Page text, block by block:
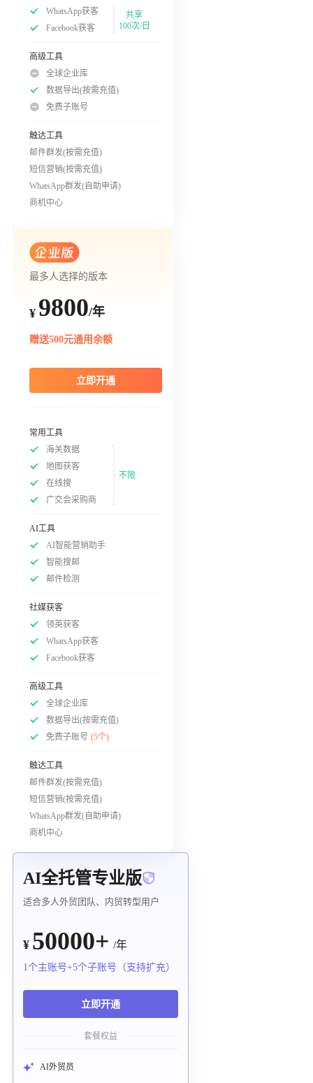
WhatsApp获客
Facebook获客
共享
100次/日
高级工具
全球企业库
数据导出(按需充值)
免费子账号
触达工具
邮件群发(按需充值)
短信营销(按需充值)
WhatsApp群发(自助申请)
商机中心
最多人选择的版本
¥ 9800/年
赠送500元通用余额
立即开通
常用工具
海关数据
地图获客
在线搜
广交会采购商
不限
AI工具
AI智能营销助手
智能搜邮
邮件检测
社媒获客
领英获客
WhatsApp获客
Facebook获客
高级工具
全球企业库
数据导出(按需充值)
免费子账号 (5个)
触达工具
邮件群发(按需充值)
短信营销(按需充值)
WhatsApp群发(自助申请)
商机中心
AI全托管专业版
适合多人外贸团队、内贸转型用户
¥ 50000+ /年
1个主账号+5个子账号（支持扩充）
立即开通
套餐权益
AI外贸员